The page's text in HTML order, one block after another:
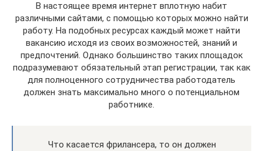
В настоящее время интернет вплотную набит
различными сайтами, с помощью которых можно найти
работу. На подобных ресурсах каждый может найти
вакансию исходя из своих возможностей, знаний и
предпочтений. Однако большинство таких площадок
подразумевают обязательный этап регистрации, так как
для полноценного сотрудничества работодатель
должен знать максимально много о потенциальном
работнике.
Что касается фрилансера, то он должен